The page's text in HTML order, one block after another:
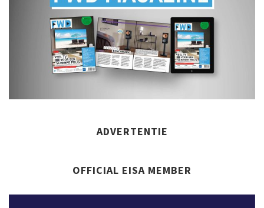
ADVERTENTIE
OFFICIAL EISA MEMBER